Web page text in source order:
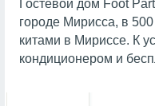
Гостевой дом Foot
городе Мирисса, в
китами в Мириссе. К
кондиционером и